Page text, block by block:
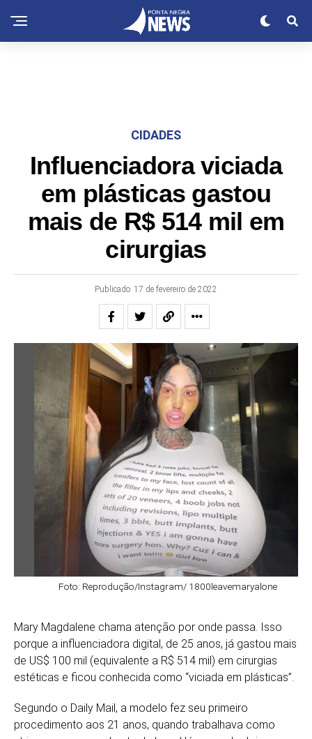
CIDADES
Influenciadora viciada
em plásticas gastou
mais de R$ 514 mil em
cirurgias
Publicado 17 de fevereiro de 2022
Foto: Reprodução/Instagram/ 1800leavemaryalone
Mary Magdalene chama atenção por onde passa. Isso
porque a influenciadora digital, de 25 anos, já gastou mais
de US$ 100 mil (equivalente a R$ 514 mil) em cirurgias
estéticas e ficou conhecida como “viciada em plásticas”.
Segundo o Daily Mail, a modelo fez seu primeiro
procedimento aos 21 anos, quando trabalhava como